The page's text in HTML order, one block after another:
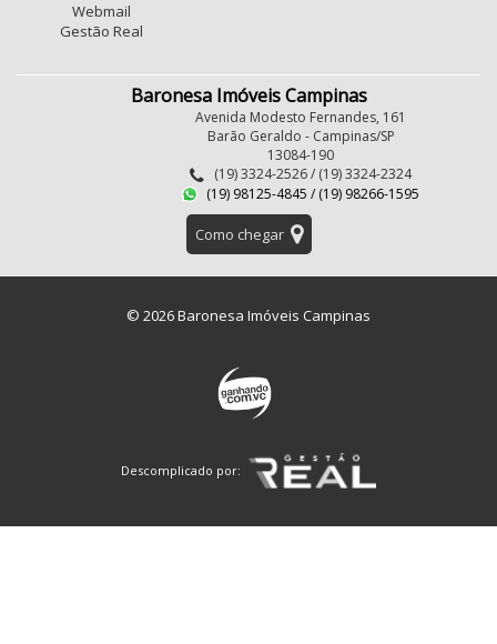
Webmail
Gestão Real
Baronesa Imóveis Campinas
Avenida Modesto Fernandes, 161
Barão Geraldo - Campinas/SP
13084-190
(19) 3324-2526 / (19) 3324-2324
(19) 98125-4845 / (19) 98266-1595
Como chegar
© 2026 Baronesa Imóveis Campinas
Descomplicado por: